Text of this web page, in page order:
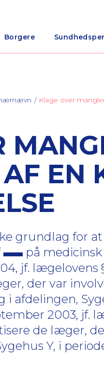
Borgere
Klage over
EN
grundlag for
på
jf.
der var
afdelingen,
2003, jf.
de læger,
Y, i